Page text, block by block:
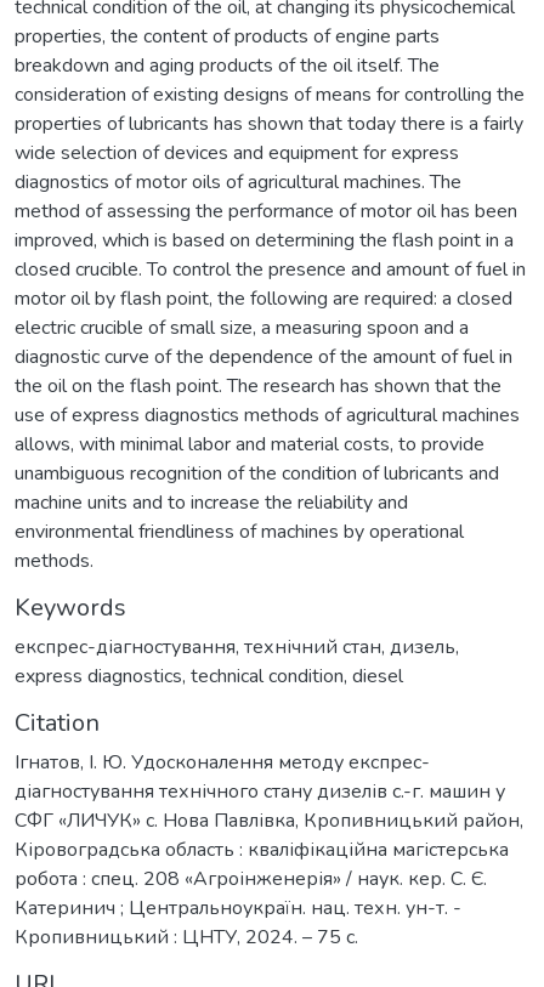
technical condition of the oil, at changing its physicochemical
properties, the content of products of engine parts
breakdown and aging products of the oil itself. The
consideration of existing designs of means for controlling the
properties of lubricants has shown that today there is a fairly
wide selection of devices and equipment for express
diagnostics of motor oils of agricultural machines. The
method of assessing the performance of motor oil has been
improved, which is based on determining the flash point in a
closed crucible. To control the presence and amount of fuel in
motor oil by flash point, the following are required: a closed
electric crucible of small size, a measuring spoon and a
diagnostic curve of the dependence of the amount of fuel in
the oil on the flash point. The research has shown that the
use of express diagnostics methods of agricultural machines
allows, with minimal labor and material costs, to provide
unambiguous recognition of the condition of lubricants and
machine units and to increase the reliability and
environmental friendliness of machines by operational
methods.
Keywords
експрес-діагностування, технічний стан, дизель,
express diagnostics, technical condition, diesel
Citation
Ігнатов, І. Ю. Удосконалення методу експрес-
діагностування технічного стану дизелів с.-г. машин у
СФГ «ЛИЧУК» с. Нова Павлівка, Кропивницький район,
Кіровоградська область : кваліфікаційна магістерська
робота : спец. 208 «Агроінженерія» / наук. кер. С. Є.
Катеринич ; Центральноукраїн. нац. техн. ун-т. -
Кропивницький : ЦНТУ, 2024. – 75 с.